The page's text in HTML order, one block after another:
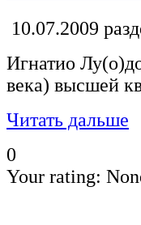
10.07.2009
Игнатио
века) высшей
Читать дальше
0
Your rating: